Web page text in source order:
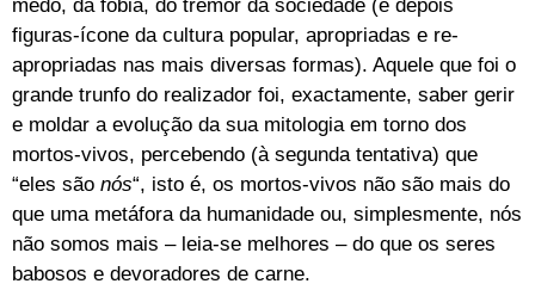
medo, da fobia, do tremor da sociedade (e depois
figuras-ícone da cultura popular, apropriadas e re-
apropriadas nas mais diversas formas). Aquele que foi o
grande trunfo do realizador foi, exactamente, saber gerir
e moldar a evolução da sua mitologia em torno dos
mortos-vivos, percebendo (à segunda tentativa) que
“eles são nós“, isto é, os mortos-vivos não são mais do
que uma metáfora da humanidade ou, simplesmente, nós
não somos mais – leia-se melhores – do que os seres
babosos e devoradores de carne.